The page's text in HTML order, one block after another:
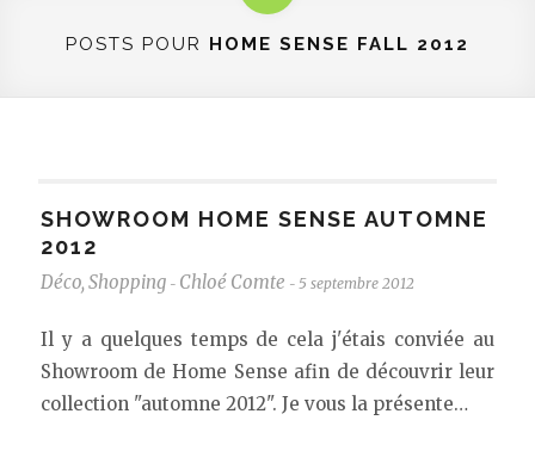
POSTS POUR HOME SENSE FALL 2012
SHOWROOM HOME SENSE AUTOMNE
2012
Déco, Shopping - Chloé Comte - 5 septembre 2012
Il y a quelques temps de cela j'étais conviée au
Showroom de Home Sense afin de découvrir leur
collection "automne 2012". Je vous la présente…